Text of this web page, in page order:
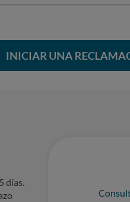
INICIAR UNA
días.